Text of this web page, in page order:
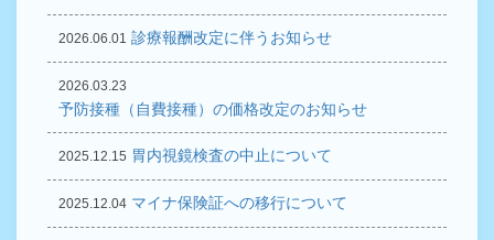
2026.06.01 診療報酬改定に伴うお知らせ
2026.03.23
予防接種（自費接種）の価格改定のお知らせ
2025.12.15 胃内視鏡検査の中止について
2025.12.04 マイナ保険証への移行について